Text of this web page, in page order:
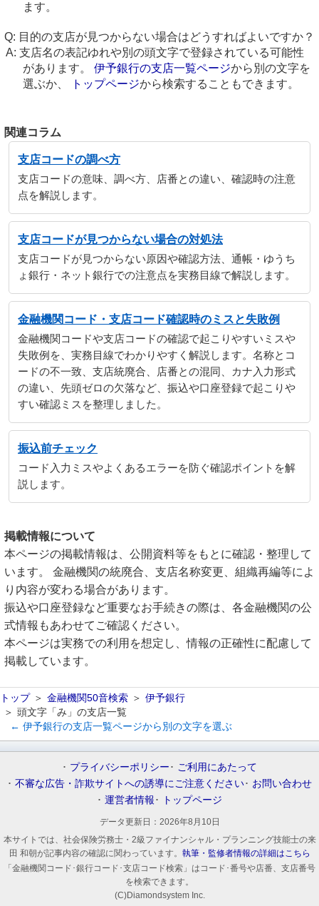
ます。
目的の支店が見つからない場合はどうすればよいですか？
支店名の表記ゆれや別の頭文字で登録されている可能性
があります。 伊予銀行の支店一覧ページから別の文字を
選ぶか、
トップページから検索することもできます。
関連コラム
支店コードの調べ方
支店コードの意味、調べ方、店番との違い、確認時の注意
点を解説します。
支店コードが見つからない場合の対処法
支店コードが見つからない原因や確認方法、通帳・ゆうち
ょ銀行・ネット銀行での注意点を実務目線で解説します。
金融機関コード・支店コード確認時のミスと失敗例
金融機関コードや支店コードの確認で起こりやすいミスや
失敗例を、実務目線でわかりやすく解説します。名称とコ
ードの不一致、支店統廃合、店番との混同、カナ入力形式
の違い、先頭ゼロの欠落など、振込や口座登録で起こりや
すい確認ミスを整理しました。
振込前チェック
コード入力ミスやよくあるエラーを防ぐ確認ポイントを解
説します。
掲載情報について
本ページの掲載情報は、公開資料等をもとに確認・整理して
います。 金融機関の統廃合、支店名称変更、組織再編等によ
り内容が変わる場合があります。
振込や口座登録など重要なお手続きの際は、各金融機関の公
式情報もあわせてご確認ください。
本ページは実務での利用を想定し、情報の正確性に配慮して
掲載しています。
トップ 金融機関50音検索
伊予銀行
頭文字「み」の支店一覧
← 伊予銀行の支店一覧ページから別の文字を選ぶ
プライバシーポリシー
ご利用にあたって
不審な広告・詐欺サイトへの誘導にご注意ください
お問い合わせ
運営者情報
トップページ
データ更新日： 2026年8月10日
本サイトでは、社会保険労務士・2級ファイナンシャル・プランニング技能士の来
田 和朝が記事内容の確認に関わっています。 執筆・監修者情報の詳細はこちら
「金融機関コード･銀行コード･支店コード検索」はコード･番号や店番、支店番号
を検索できます。
(C)Diamondsystem Inc.